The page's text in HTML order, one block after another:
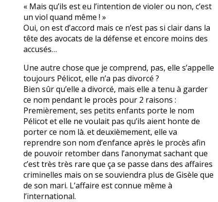
« Mais qu’ils est eu l’intention de violer ou non, c’est
un viol quand même ! »
Oui, on est d’accord mais ce n’est pas si clair dans la
tête des avocats de la défense et encore moins des
accusés…
Une autre chose que je comprend, pas, elle s’appelle
toujours Pélicot, elle n’a pas divorcé ?
Bien sûr qu’elle a divorcé, mais elle a tenu à garder
ce nom pendant le procès pour 2 raisons :
Premièrement, ses petits enfants porte le nom
Pélicot et elle ne voulait pas qu’ils aient honte de
porter ce nom là. et deuxièmement, elle va
reprendre son nom d’enfance après le procès afin
de pouvoir retomber dans l’anonymat sachant que
c’est très très rare que ça se passe dans des affaires
criminelles mais on se souviendra plus de Gisèle que
de son mari. L’affaire est connue même à
l’international.